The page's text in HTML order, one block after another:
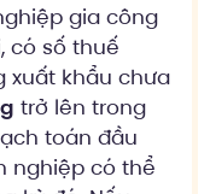
gia công
có số thuế
xuất khẩu chưa
trở lên trong
toán đầu
nghiệp có thể